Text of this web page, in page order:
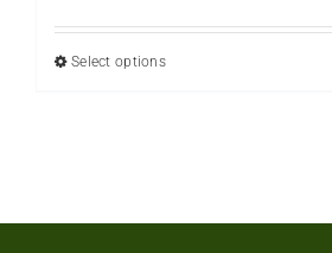
Select options